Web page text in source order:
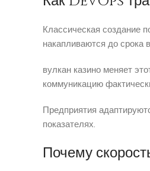
Классическая создание
накапливаются до срока
вулкан казино меняет
коммуникацию
Предприятия
показателях.
Почему